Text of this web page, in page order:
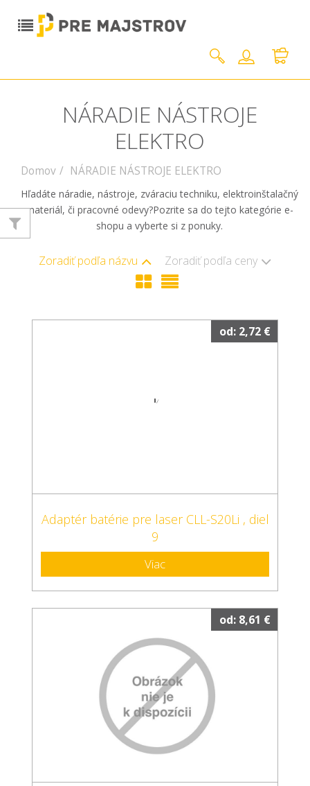
NÁRADIE NÁSTROJE
ELEKTRO
Domov NÁRADIE NÁSTROJE ELEKTRO
Hľadáte náradie, nástroje, zváraciu techniku, elektroinštalačný
materiál, či pracovné odevy?Pozrite sa do tejto kategórie e-
shopu a vyberte si z ponuky.
Zoradiť podľa názvu Zoradiť podľa ceny
od: 2,72 €
Adaptér batérie pre laser CLL-S20Li , diel
9
Viac
od: 8,61 €